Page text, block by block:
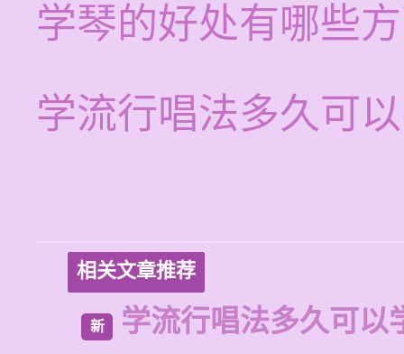
学琴的好处有哪些
学流行唱法多久可
相关文章推荐
新 学流行唱法多久可以